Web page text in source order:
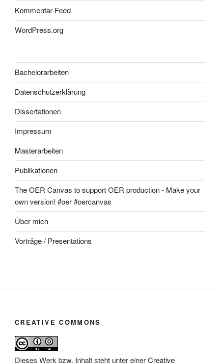
Kommentar-Feed
WordPress.org
Bachelorarbeiten
Datenschutzerklärung
Dissertationen
Impressum
Masterarbeiten
Publikationen
The OER Canvas to support OER production - Make your
own version! #oer #oercanvas
Über mich
Vorträge / Presentations
CREATIVE COMMONS
Dieses Werk bzw. Inhalt steht unter einerCreative